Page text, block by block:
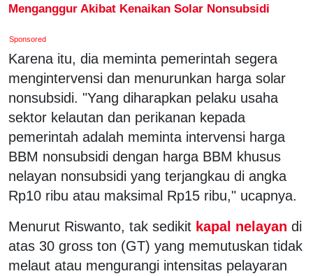
Menganggur Akibat Kenaikan Solar Nonsubsidi
Sponsored
Karena itu, dia meminta pemerintah segera
mengintervensi dan menurunkan harga solar
nonsubsidi. "Yang diharapkan pelaku usaha
sektor kelautan dan perikanan kepada
pemerintah adalah meminta intervensi harga
BBM nonsubsidi dengan harga BBM khusus
nelayan nonsubsidi yang terjangkau di angka
Rp10 ribu atau maksimal Rp15 ribu," ucapnya.
Menurut Riswanto, tak sedikit kapal nelayan di
atas 30 gross ton (GT) yang memutuskan tidak
melaut atau mengurangi intensitas pelayaran